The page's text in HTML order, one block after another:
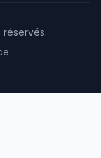
réservés.